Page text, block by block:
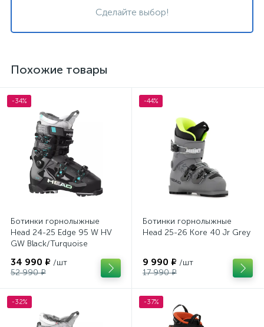
Сделайте выбор!
Похожие товары
-34%
Ботинки горнолыжные
Head 24-25 Edge 95 W HV
GW Black/Turquoise
34 990 ₽ /шт
52 990 ₽
-44%
Ботинки горнолыжные
Head 25-26 Kore 40 Jr Grey
9 990 ₽ /шт
17 990 ₽
-32% -37%